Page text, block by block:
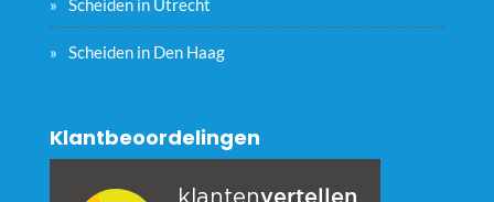
Scheiden in Utrecht
Scheiden in Den Haag
Klantbeoordelingen